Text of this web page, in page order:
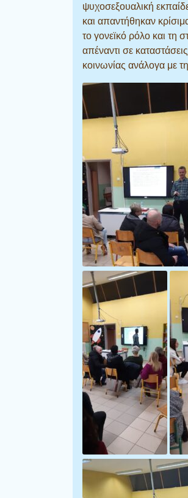
ψυχοσεξουαλική
και απαντήθηκαν
το γονεϊκό ρόλο και τη
απέναντι σε
κοινωνίας ανάλογα με